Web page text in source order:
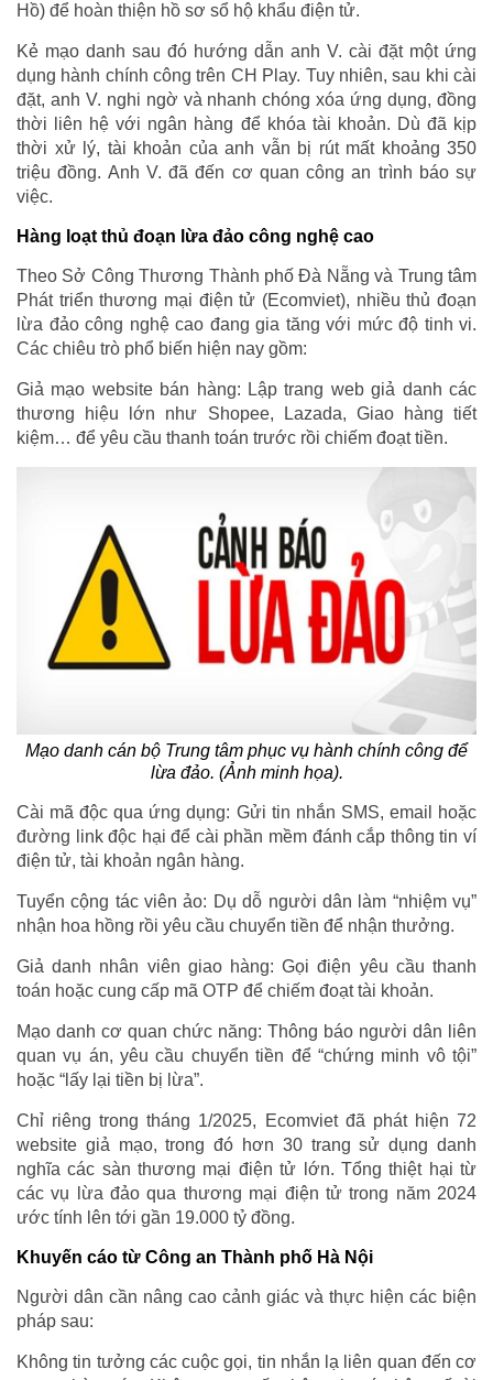
Hồ) để hoàn thiện hồ sơ sổ hộ khẩu điện tử.
Kẻ mạo danh sau đó hướng dẫn anh V. cài đặt một ứng
dụng hành chính công trên CH Play. Tuy nhiên, sau khi cài
đặt, anh V. nghi ngờ và nhanh chóng xóa ứng dụng, đồng
thời liên hệ với ngân hàng để khóa tài khoản. Dù đã kịp
thời xử lý, tài khoản của anh vẫn bị rút mất khoảng 350
triệu đồng. Anh V. đã đến cơ quan công an trình báo sự
việc.
Hàng loạt thủ đoạn lừa đảo công nghệ cao
Theo Sở Công Thương Thành phố Đà Nẵng và Trung tâm
Phát triển thương mại điện tử (Ecomviet), nhiều thủ đoạn
lừa đảo công nghệ cao đang gia tăng với mức độ tinh vi.
Các chiêu trò phổ biến hiện nay gồm:
Giả mạo website bán hàng: Lập trang web giả danh các
thương hiệu lớn như Shopee, Lazada, Giao hàng tiết
kiệm… để yêu cầu thanh toán trước rồi chiếm đoạt tiền.
Mạo danh cán bộ Trung tâm phục vụ hành chính công để
lừa đảo. (Ảnh minh họa).
Cài mã độc qua ứng dụng: Gửi tin nhắn SMS, email hoặc
đường link độc hại để cài phần mềm đánh cắp thông tin ví
điện tử, tài khoản ngân hàng.
Tuyển cộng tác viên ảo: Dụ dỗ người dân làm “nhiệm vụ”
nhận hoa hồng rồi yêu cầu chuyển tiền để nhận thưởng.
Giả danh nhân viên giao hàng: Gọi điện yêu cầu thanh
toán hoặc cung cấp mã OTP để chiếm đoạt tài khoản.
Mạo danh cơ quan chức năng: Thông báo người dân liên
quan vụ án, yêu cầu chuyển tiền để “chứng minh vô tội”
hoặc “lấy lại tiền bị lừa”.
Chỉ riêng trong tháng 1/2025, Ecomviet đã phát hiện 72
website giả mạo, trong đó hơn 30 trang sử dụng danh
nghĩa các sàn thương mại điện tử lớn. Tổng thiệt hại từ
các vụ lừa đảo qua thương mại điện tử trong năm 2024
ước tính lên tới gần 19.000 tỷ đồng.
Khuyến cáo từ Công an Thành phố Hà Nội
Người dân cần nâng cao cảnh giác và thực hiện các biện
pháp sau:
Không tin tưởng các cuộc gọi, tin nhắn lạ liên quan đến cơ